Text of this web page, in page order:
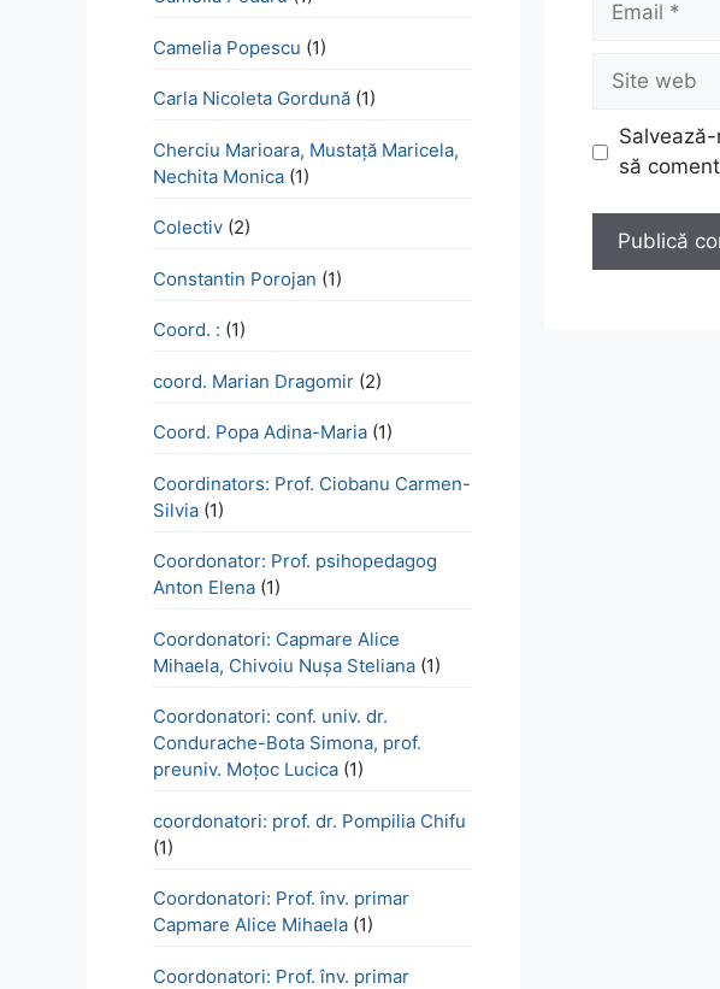
Site
web
să
Camelia Popescu (1)
Carla Nicoleta Gordună (1)
Cherciu Marioara, Mustață Maricela,
Nechita Monica (1)
Colectiv (2)
Constantin Porojan (1)
Coord. : (1)
coord. Marian Dragomir (2)
Coord. Popa Adina-Maria (1)
Coordinators: Prof. Ciobanu Carmen-
Silvia (1)
Coordonator: Prof. psihopedagog
Anton Elena (1)
Coordonatori: Capmare Alice
Mihaela, Chivoiu Nușa Steliana (1)
Coordonatori: conf. univ. dr.
Condurache-Bota Simona, prof.
preuniv. Moțoc Lucica (1)
coordonatori: prof. dr. Pompilia Chifu
(1)
Coordonatori: Prof. înv. primar
Capmare Alice Mihaela (1)
Coordonatori: Prof. înv. primar